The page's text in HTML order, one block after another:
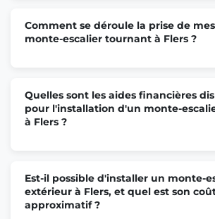
Comment se déroule la prise de
monte-escalier tournant à Flers ?
Quelles sont les aides financières
pour l'installation d'un monte-
à Flers ?
Est-il possible d'installer un monte-
extérieur à Flers, et quel est son
approximatif ?